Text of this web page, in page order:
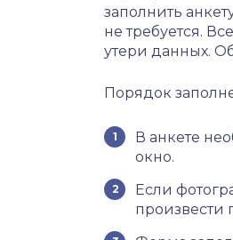
заполнить
не требуется.
утери данных.
Порядок
В анкете
окно.
Если
произвести